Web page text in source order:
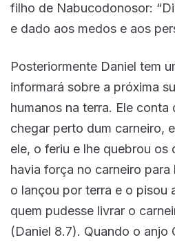
filho de Nabucodonosor:
e dado aos medos e aos
Posteriormente Daniel tem
informará sobre a próxima
humanos na terra. Ele conta
chegar perto dum carneiro,
ele, o feriu e lhe quebrou os
havia força no carneiro
o lançou por terra e o pisou
quem pudesse livrar o
(Daniel 8.7). Quando o anjo